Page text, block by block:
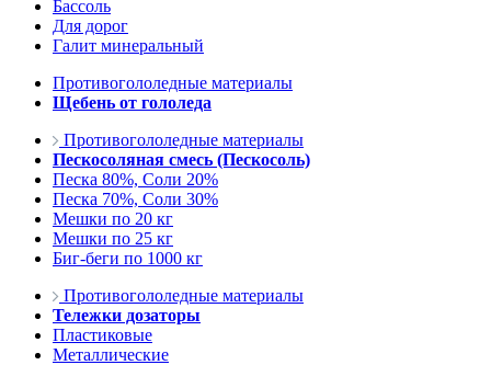
Бассоль
Для дорог
Галит минеральный
Противогололедные материалы
Щебень от гололеда
Противогололедные материалы
Пескосоляная смесь (Пескосоль)
Песка 80%, Соли 20%
Песка 70%, Соли 30%
Мешки по 20 кг
Мешки по 25 кг
Биг-беги по 1000 кг
Противогололедные материалы
Тележки дозаторы
Пластиковые
Металлические